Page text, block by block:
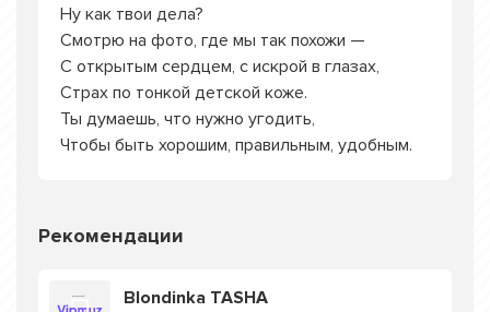
Ну как твои дела?
Смотрю на фото, где мы так похожи —
С открытым сердцем, с искрой в глазах,
Страх по тонкой детской коже.
Ты думаешь, что нужно угодить,
Чтобы быть хорошим, правильным, удобным.
Рекомендации
Blondinka TASHA